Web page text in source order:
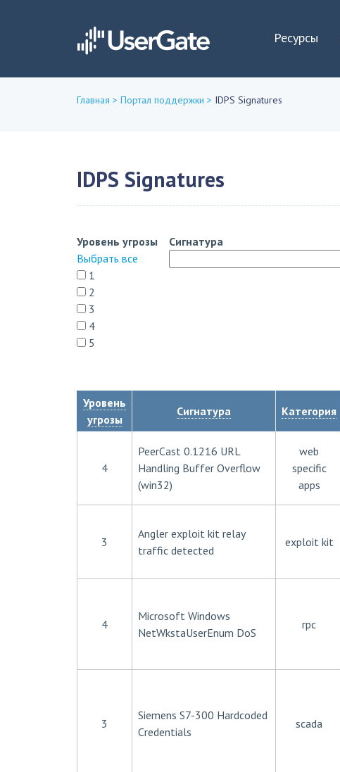
Ресурсы
Главная > Портал поддержки > IDPS Signatures
IDPS Signatures
Уровень угрозы
Выбрать все
1
2
3
4
5
Сигнатура
Уровень
угрозы
Сигнатура Категория
4
PeerCast 0.1216 URL
Handling Buffer Overflow
(win32)
web
specific
apps
3
Angler exploit kit relay
traffic detected
exploit kit
4
Microsoft Windows
NetWkstaUserEnum DoS
rpc
3
Siemens S7-300 Hardcoded
Credentials
scada